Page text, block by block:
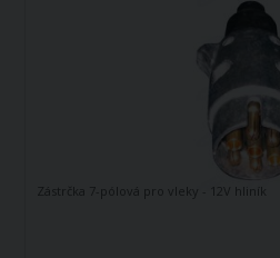
Zástrčka 7-pólová pro vleky - 12V hliník